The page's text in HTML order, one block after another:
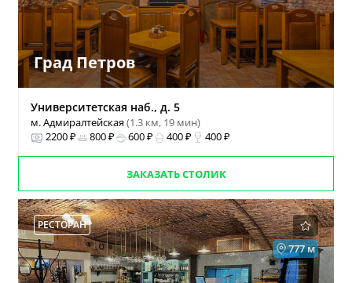
Град Петров
Университетская наб., д. 5
м. Адмиралтейская(1.3 км, 19 мин)
2200 ₽
800 ₽ 600 ₽ 400 ₽ 400 ₽
ЗАКАЗАТЬ СТОЛИК
РЕСТОРАН
777 м